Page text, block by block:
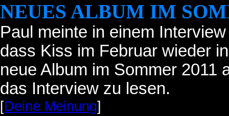
NEUES ALBUM IM
Paul meinte in einem
dass Kiss im Februar wieder
neue Album im Sommer
das Interview zu lesen.
[Deine Meinung]